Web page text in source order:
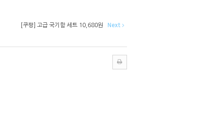
[쿠팡] 고급 국기함 세트 10,680원 Next